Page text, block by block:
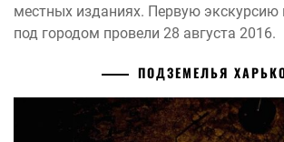
местных изданиях. Первую экскурсию
под городом провели 28 августа 2016.
ПОДЗЕМЕЛЬЯ